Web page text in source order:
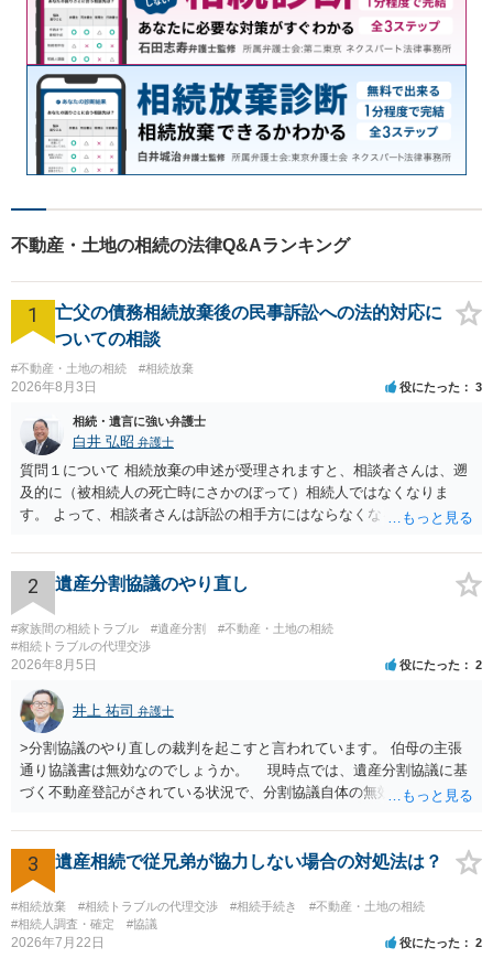
不動産・土地の相続の法律Q&Aランキング
1
亡父の債務相続放棄後の民事訴訟への法的対応に
ついての相談
#不動産・土地の相続 #相続放棄
2026年8月3日 役にたった 3
相続・遺言に強い弁護士
白井 弘昭 弁護士
質問１について 相続放棄の申述が受理されますと、相談者さんは、遡
及的に（被相続人の死亡時にさかのぼって）相続人ではなくなりま
す。 よって、相談者さんは訴訟の相手方にはならなくなるので（明け
理証明を家庭裁判所で取得し、コピーを答弁書に添えて裁判所に提出
してください。 質問２について 請求棄却を求める答弁書を提出すれ
ば、第１回期日は出席する必要がありません。その日は差支え（用事
があり出席できない）との記載で十分です。 質問３について 弁護士で
はないので、ｍｉｎｔｓでの提出の必要は無いと思います。郵送（期
限までに届けばよい）で十分です。 詳細は、書面記載の裁判所書記官
にお問い合わせください。 以上、ご参考まで。
2 遺産分割協議のやり直し
#家族間の相続トラブル #遺産分割
#不動産・土地の相続
#相続トラブルの代理交渉
2026年8月5日 役にたった 2
井上 祐司 弁護士
>分割協議のやり直しの裁判を起こすと言われています。 伯母の主張
通り協議書は無効なのでしょうか。 現時点では、遺産分割協議に基
づく不動産登記がされている状況で、分割協議自体の無効を裁判所が
方の訴訟の主張及び立証次第ですが、 ・御祖母様の認知能力に関する
医師の意見書、筆跡鑑定 が提出されればその効力が否定される可能性
はありますが、 ・伯母様自身が分割協議に加わっていること ・御祖母
様の意に反する遺産分割協議を行う実益が誰にあったかの立証が困難
であること からすると、実際に遺産分割協議の効力が否定される可能
性はそれほど高くない（立証のハードルは非常に高い）ということが
3 遺産相続で従兄弟が協力しない場合の対処法は？
#相続放棄 #相続トラブルの代理交渉 #相続手続き
#不動産・土地の相続
#相続人調査・確定
#協議
2026年7月22日 役にたった 2